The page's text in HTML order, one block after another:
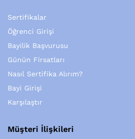
Sertifikalar
Öğrenci Girişi
Bayilik Başvurusu
Günün Firsatları
Nasıl Sertifika Alırım?
Bayi Girişi
Karşılaştır
Müşteri İlişkileri